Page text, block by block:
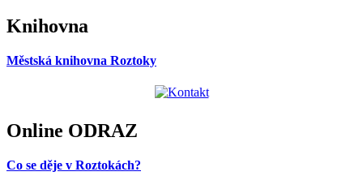
Knihovna
Městská knihovna Roztoky
Online ODRAZ
Co se děje v Roztokách?